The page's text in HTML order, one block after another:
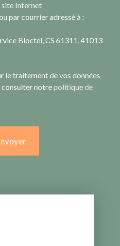
site Internet
par courrier adressé à :
Bloctel, CS 61311, 41013
le traitement de vos données
consulter notrepolitique de